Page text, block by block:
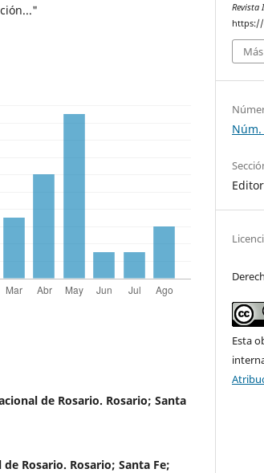
de Rosario. Rosario; Santa
Rosario. Rosario; Santa Fe;
Revista
https://
Núm.
Esta